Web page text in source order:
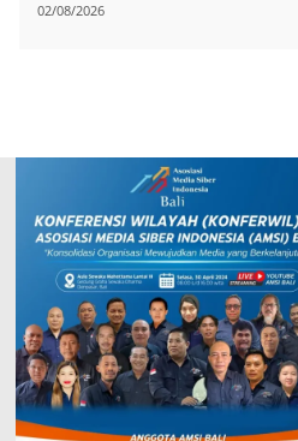
02/08/2026